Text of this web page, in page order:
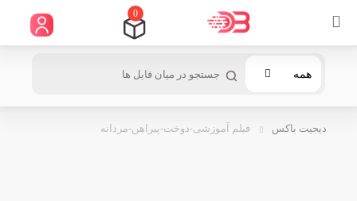
0
همه
دیجیت باکس فیلم آموزشی-دوخت-پیراهن-مردانه